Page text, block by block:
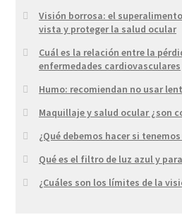
Visión borrosa: el
vista y proteger la salud ocular
Cuál es la relación entre la
enfermedades cardiovasculares
Humo: recomiendan no usar
Maquillaje y salud ocular ¿son
¿Qué debemos hacer si
Qué es el filtro de luz azul y
¿Cuáles son los límites de la